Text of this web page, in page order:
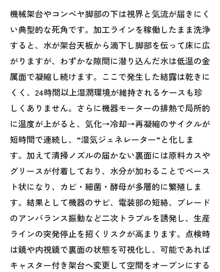
機械架台やコンベヤ脚部の下は視界と気流が届きにく
い典型的な死角です。加工ラインを稼働したまま洗浄
すると、水が架台天板から滴下し脚部を伝って床に広
がりますが、わずかな隙間に潜り込んだ水は低温の金
属面で凝縮し続けます。ここで発生した結露は乾きに
くく、24時間以上湿潤環境が維持されるケースも珍
しくありません。さらに機器モーターの排熱で局所的
に温度が上がると、気化→冷却→再凝縮のサイクルが
短時間で連続し、“湿気ジェネレーター”と化しま
す。加えて清掃ノズルの届かない裏面には原料カスや
グリースが付着しており、水分が加わることでペース
ト状になり、カビ・細菌・酵母が多層的に繁殖しま
す。結果として機器のサビ、電装部の短絡、ブレード
のアンバランス振動など二次トラブルを誘発し、生産
ラインの突発停止を招くリスクが高まります。点検時
は鏡や内視鏡で裏面の状態を可視化し、可能であれば
キャスター付き架台へ変更して空間をオープンにする